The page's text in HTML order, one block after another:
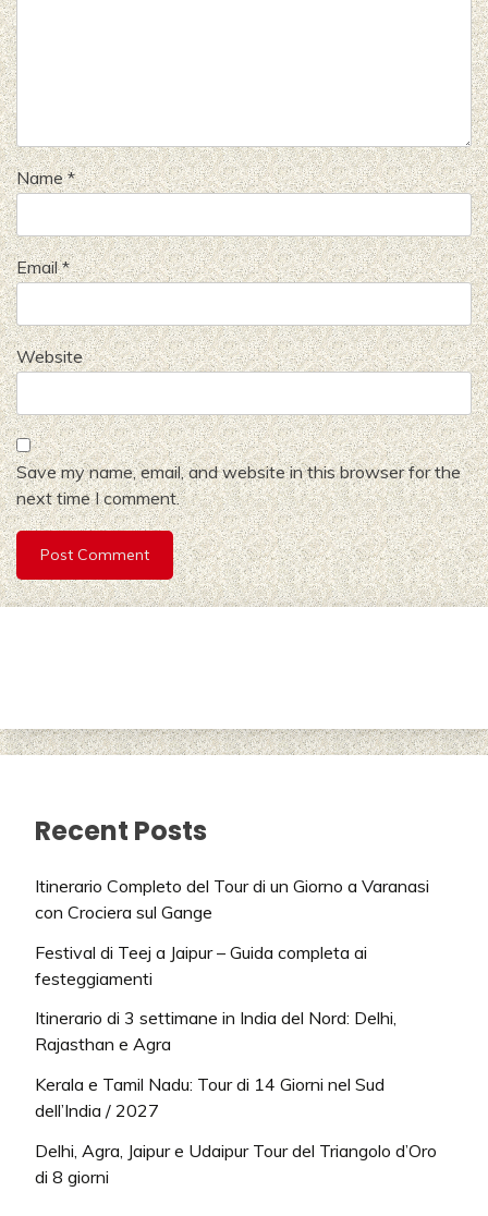
Name*
Email*
Website
Save my name, email, and website in this browser for the
next time I comment.
Recent Posts
Itinerario Completo del Tour di un Giorno a Varanasi
con Crociera sul Gange
Festival di Teej a Jaipur – Guida completa ai
festeggiamenti
Itinerario di 3 settimane in India del Nord: Delhi,
Rajasthan e Agra
Kerala e Tamil Nadu: Tour di 14 Giorni nel Sud
dell’India / 2027
Delhi, Agra, Jaipur e Udaipur Tour del Triangolo d’Oro
di 8 giorni